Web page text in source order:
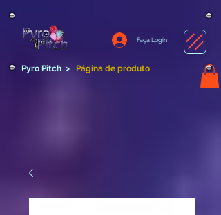
Faça Login
Pyro Pitch > Página de produto